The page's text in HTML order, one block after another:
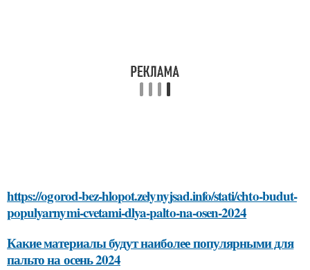
https://ogorod-bez-hlopot.zelynyjsad.info/stati/chto-budut-
populyarnymi-cvetami-dlya-palto-na-osen-2024
Какие материалы будут наиболее популярными для
пальто на осень 2024